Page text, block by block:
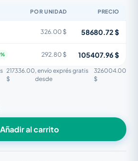
POR UNIDAD PRECIO
326.00 $ 58680.72 $
292.80 $ 105407.96 $
217336.00
$
, envío exprés gratis
desde
326004.00
$
Añadir al carrito